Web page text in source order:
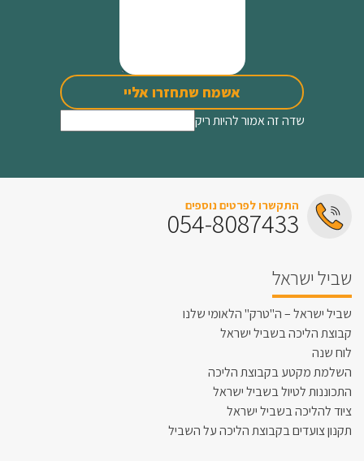
אשמח שתחזרו אליי
שדה זה אמור להיות ריק
התקשרו לפרטים נוספים
054-8087433
שביל ישראל
שביל ישראל – ה"טרק" הלאומי שלנו
קבוצת הליכה בשביל ישראל
לוח שנה
השלמת מקטע בקבוצת הליכה
התכוננות לטיול בשביל ישראל
ציוד להליכה בשביל ישראל
תקנון צועדים בקבוצת הליכה על השביל